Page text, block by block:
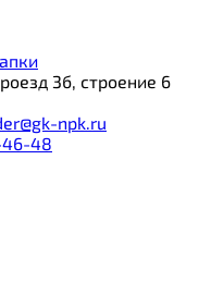
3б, строение 6
npk.ru
46-48